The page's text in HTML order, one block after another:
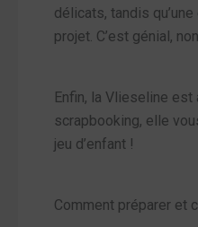
délicats, tandis
projet. C’est génial,
Enfin, la Vlieseline
scrapbooking, elle
jeu d’enfant !
Comment préparer et